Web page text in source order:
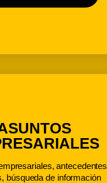
antecedentes
búsqueda de información